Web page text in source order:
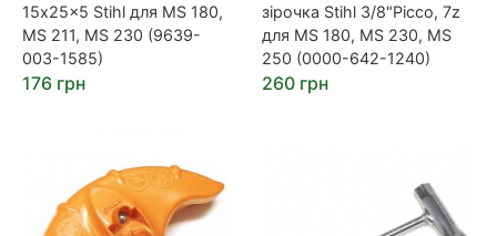
15x25x5 Stihl для MS 180,
MS 211, MS 230 (9639-
003-1585)
176 грн
зірочка Stihl 3/8"Picco, 7z
для MS 180, MS 230, MS
250 (0000-642-1240)
260 грн